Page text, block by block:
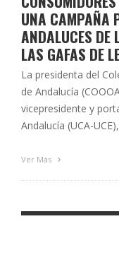
UNA CAMPAÑA
ANDALUCES DE
LAS GAFAS DE
La presidenta del
de Andalucía
vicepresidente y
Andalucía (UCA-
‘Somos
Ver Más